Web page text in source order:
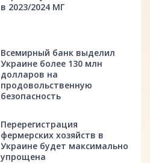
в 2023/2024 МГ
Всемирный банк выделил
Украине более 130 млн
долларов на
продовольственную
безопасность
Перерегистрация
фермерских хозяйств в
Украине будет максимально
упрощена